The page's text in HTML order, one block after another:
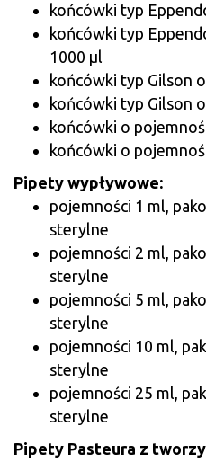
końcówki typ
końcówki typ
1000 µl
końcówki typ Gilson
końcówki typ Gilson
końcówki o
końcówki o
Pipety wypływowe:
pojemności 1 ml,
sterylne
pojemności 2 ml,
sterylne
pojemności 5 ml,
sterylne
pojemności 10 ml,
sterylne
pojemności 25 ml,
sterylne
Pipety Pasteura z